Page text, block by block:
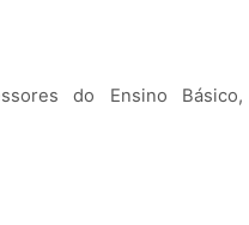
do Ensino Básico,